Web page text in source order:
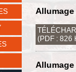
Allumage
(PDF : 826